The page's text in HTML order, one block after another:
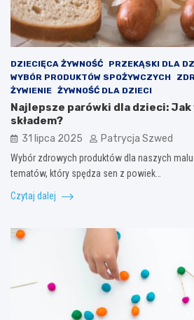
DZIECIĘCA ŻYWNOŚĆ
PRZEKĄSKI DLA
WYBÓR PRODUKTÓW SPOŻYWCZYCH
ŻYWIENIE ŻYWNOŚĆ DLA DZIECI
Najlepsze parówki dla dzieci:
składem?
31 lipca 2025 Patrycja Szwed
Wybór zdrowych produktów dla naszych
tematów, który spędza sen z powiek…
Czytaj dalej